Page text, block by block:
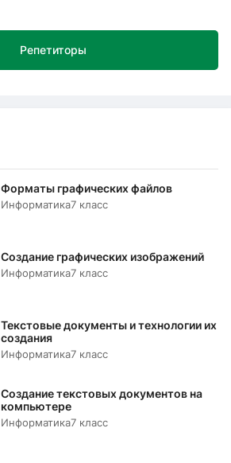
Форматы графических файлов
Информатика7 класс
Создание графических изображений
Информатика7 класс
Текстовые документы и технологии их
создания
Информатика7 класс
Создание текстовых документов на
компьютере
Информатика7 класс
Репетиторы